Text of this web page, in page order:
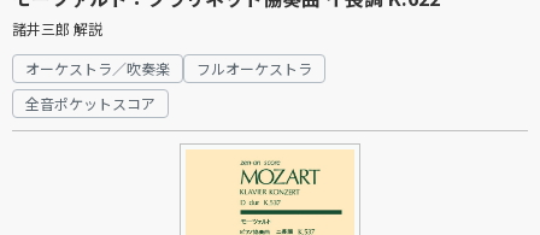
諸井三郎 解説
オーケストラ／吹奏楽
フルオーケストラ
全音ポケットスコア